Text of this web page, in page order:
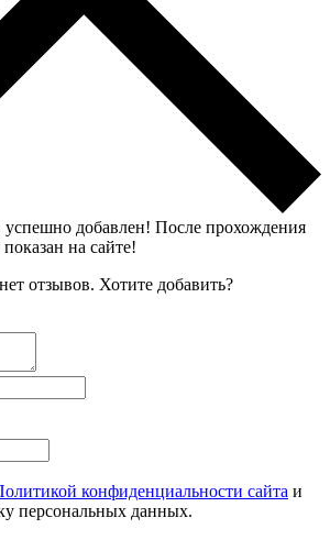
добавлен! После прохождения
на сайте!
отзывов. Хотите добавить?
конфиденциальности сайта и
персональных данных.